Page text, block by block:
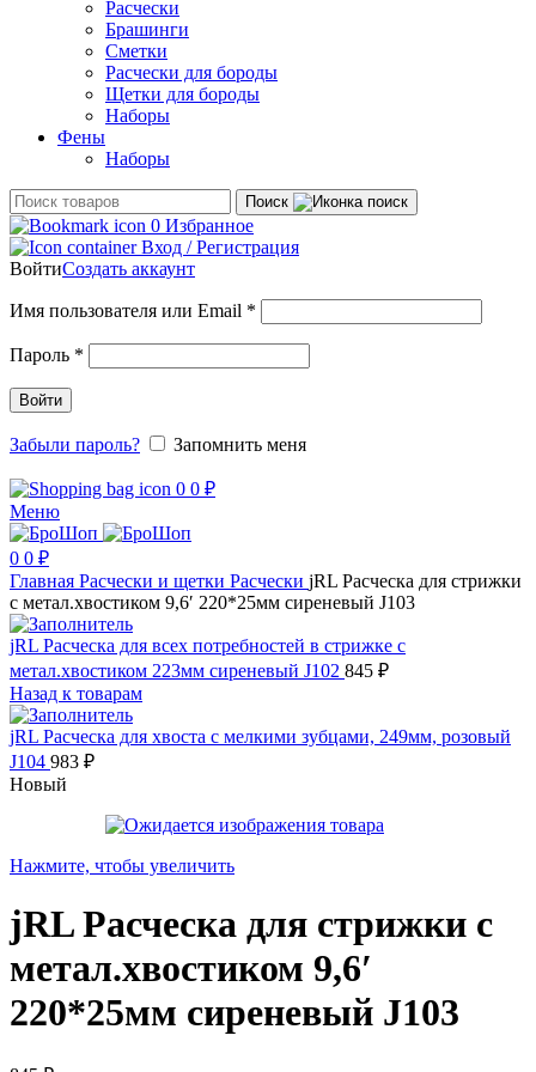
Расчески
Брашинги
Сметки
Расчески для бороды
Щетки для бороды
Наборы
Фены
Наборы
Поиск
0 Избранное
Вход / Регистрация
ВойтиСоздать аккаунт
Имя пользователя или Email *
Пароль *
Войти
Забыли пароль? Запомнить меня
0 0 ₽
Меню
0 0 ₽
Главная Расчески и щетки Расчески jRL Расческа для стрижки
с метал.хвостиком 9,6′ 220*25мм сиреневый J103
jRL Расческа для всех потребностей в стрижке с
метал.хвостиком 223мм сиреневый J102 845 ₽
Назад к товарам
jRL Расческа для хвоста с мелкими зубцами, 249мм, розовый
J104 983 ₽
Новый
Нажмите, чтобы увеличить
jRL Расческа для стрижки с
метал.хвостиком 9,6′
220*25мм сиреневый J103